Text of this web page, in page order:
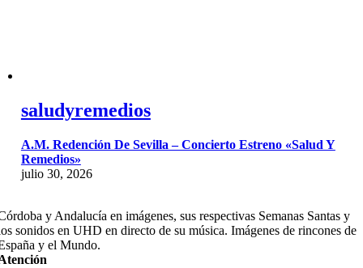
saludyremedios
A.M. Redención De Sevilla – Concierto Estreno «Salud Y
Remedios»
julio 30, 2026
y Andalucía en imágenes, sus respectivas Semanas Santas y
sonidos en UHD en directo de su música. Imágenes de rincones de
y el Mundo.